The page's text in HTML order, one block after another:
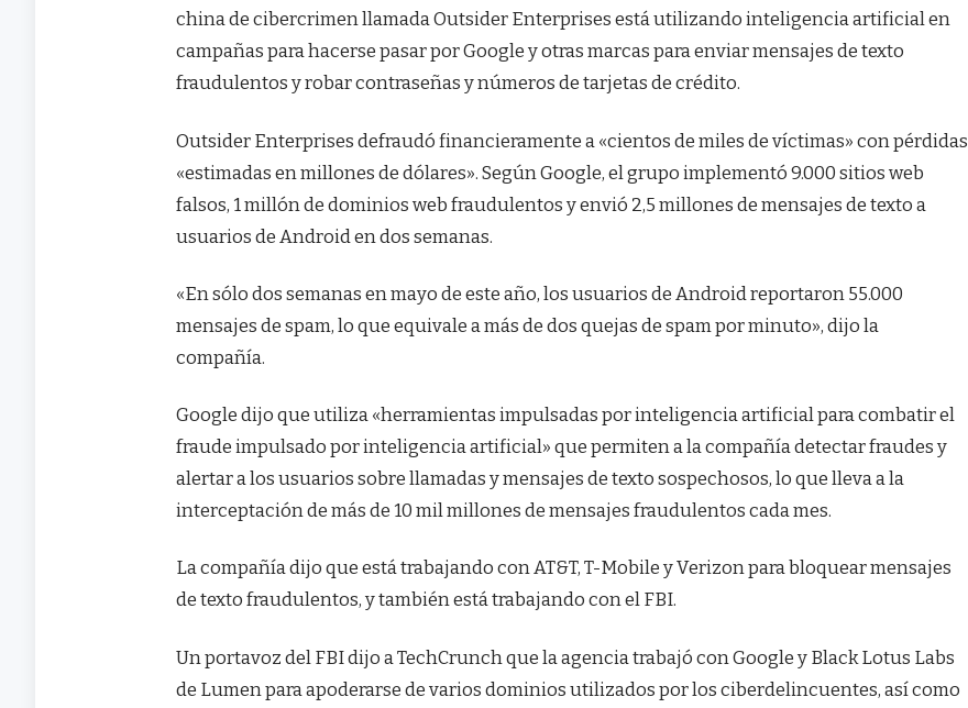
china de cibercrimen llamada Outsider Enterprises está utilizando inteligencia artificial en
campañas para hacerse pasar por Google y otras marcas para enviar mensajes de texto
fraudulentos y robar contraseñas y números de tarjetas de crédito.
Outsider Enterprises defraudó financieramente a «cientos de miles de víctimas» con pérdidas
«estimadas en millones de dólares». Según Google, el grupo implementó 9.000 sitios web
falsos, 1 millón de dominios web fraudulentos y envió 2,5 millones de mensajes de texto a
usuarios de Android en dos semanas.
«En sólo dos semanas en mayo de este año, los usuarios de Android reportaron 55.000
mensajes de spam, lo que equivale a más de dos quejas de spam por minuto», dijo la
compañía.
Google dijo que utiliza «herramientas impulsadas por inteligencia artificial para combatir el
fraude impulsado por inteligencia artificial» que permiten a la compañía detectar fraudes y
alertar a los usuarios sobre llamadas y mensajes de texto sospechosos, lo que lleva a la
interceptación de más de 10 mil millones de mensajes fraudulentos cada mes.
La compañía dijo que está trabajando con AT&T, T-Mobile y Verizon para bloquear mensajes
de texto fraudulentos, y también está trabajando con el FBI.
Un portavoz del FBI dijo a TechCrunch que la agencia trabajó con Google y Black Lotus Labs
de Lumen para apoderarse de varios dominios utilizados por los ciberdelincuentes, así como